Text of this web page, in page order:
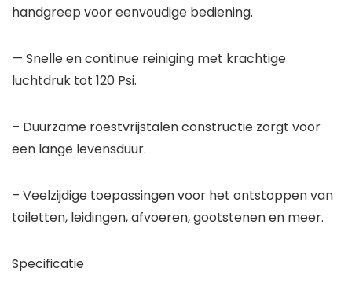
handgreep voor eenvoudige bediening.
— Snelle en continue reiniging met krachtige
luchtdruk tot 120 Psi.
– Duurzame roestvrijstalen constructie zorgt voor
een lange levensduur.
– Veelzijdige toepassingen voor het ontstoppen van
toiletten, leidingen, afvoeren, gootstenen en meer.
Specificatie